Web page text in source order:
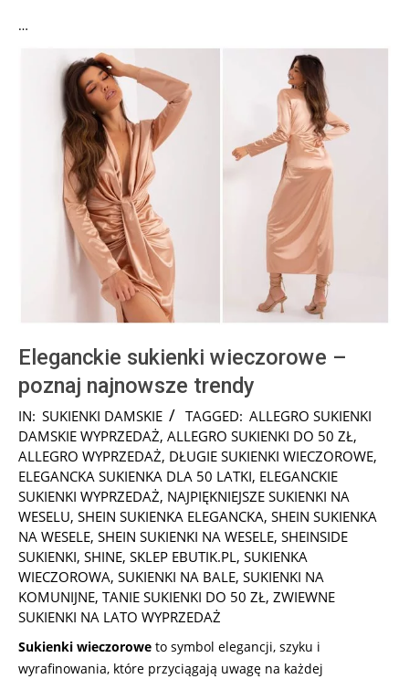
…
Eleganckie sukienki wieczorowe –
poznaj najnowsze trendy
2025-
10-
01
IN: SUKIENKI DAMSKIE TAGGED: ALLEGRO SUKIENKI
DAMSKIE WYPRZEDAŻ, ALLEGRO SUKIENKI DO 50 ZŁ,
ALLEGRO WYPRZEDAŻ, DŁUGIE SUKIENKI WIECZOROWE,
ELEGANCKA SUKIENKA DLA 50 LATKI, ELEGANCKIE
SUKIENKI WYPRZEDAŻ, NAJPIĘKNIEJSZE SUKIENKI NA
WESELU, SHEIN SUKIENKA ELEGANCKA, SHEIN SUKIENKA
NA WESELE, SHEIN SUKIENKI NA WESELE, SHEINSIDE
SUKIENKI, SHINE, SKLEP EBUTIK.PL, SUKIENKA
WIECZOROWA, SUKIENKI NA BALE, SUKIENKI NA
KOMUNIJNE, TANIE SUKIENKI DO 50 ZŁ, ZWIEWNE
SUKIENKI NA LATO WYPRZEDAŻ
Sukienki wieczorowe to symbol elegancji, szyku i
wyrafinowania, które przyciągają uwagę na każdej